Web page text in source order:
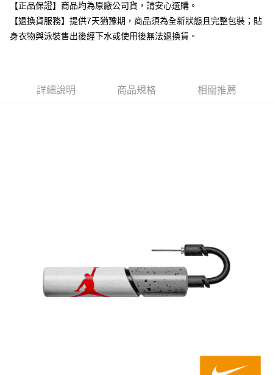
每筆NT$80，滿NT$599(含以上)免運費
7-11取貨付款
每筆NT$80，滿NT$599(含以上)免運費
【正品保證】商品均為原廠公司貨，請安心選購。
【退換貨服務】提供7天猶豫期，商品須為全新狀態且完整包裝；貼
身衣物與泳裝售出後經下水或使用後無法退換貨。
詳細說明 商品規格 相關推薦